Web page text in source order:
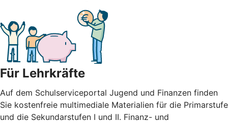
Für Lehrkräfte
Auf dem Schulserviceportal Jugend und Finanzen finden
Sie kostenfreie multimediale Materialien für die Primarstufe
und die Sekundarstufen I und II. Finanz- und